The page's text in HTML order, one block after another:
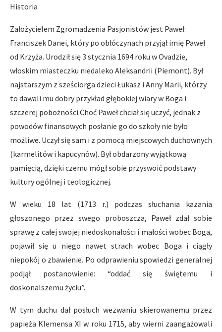
Historia
Założycielem Zgromadzenia Pasjonistów jest Paweł
Franciszek Danei, który po obłóczynach przyjął imię Paweł
od Krzyża. Urodził się 3 stycznia 1694 roku w Ovadzie,
włoskim miasteczku niedaleko Aleksandrii (Piemont). Był
najstarszym z sześciorga dzieci Łukasz i Anny Marii, którzy
to dawali mu dobry przykład głębokiej wiary w Boga i
szczerej pobożności.Choć Paweł chciał się uczyć, jednak z
powodów finansowych posłanie go do szkoły nie było
możliwe. Uczył się sam i z pomocą miejscowych duchownych
(karmelitów i kapucynów). Był obdarzony wyjątkową
pamięcią, dzięki czemu mógł sobie przyswoić podstawy
kultury ogólnej i teologicznej.
W wieku 18 lat (1713 r.) podczas słuchania kazania
głoszonego przez swego proboszcza, Paweł zdał sobie
sprawę z całej swojej niedoskonałości i małości wobec Boga,
pojawił się u niego nawet strach wobec Boga i ciągły
niepokój o zbawienie. Po odprawieniu spowiedzi generalnej
podjął postanowienie: “oddać się świętemu i
doskonalszemu życiu”.
W tym duchu dał posłuch wezwaniu skierowanemu przez
papieża Klemensa XI w roku 1715, aby wierni zaangażowali